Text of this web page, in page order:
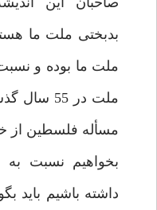
بدبختى ملت ما
ملت ما بوده و
ملت در
مسأله فلسطين از
بخواهيم نسبت به
داشته باشيم بايد